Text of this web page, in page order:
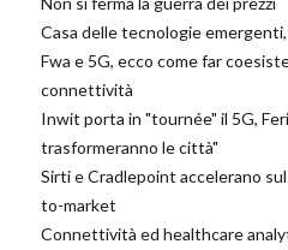
Casa delle tecnologie
Fwa e 5G, ecco come far
connettività
Inwit porta in "tournée" il 5G,
trasformeranno le città"
Sirti e Cradlepoint accelerano
to-market
Connettività ed healthcare